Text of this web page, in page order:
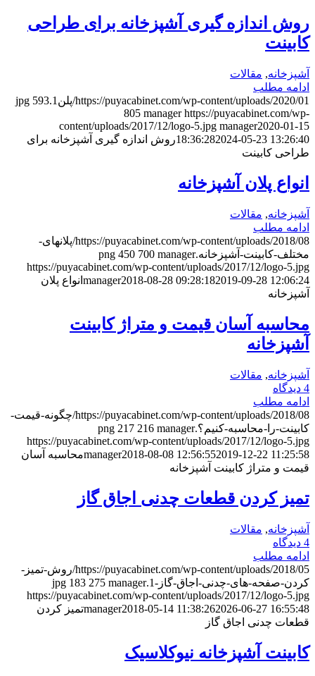
روش اندازه گیری آشپزخانه برای طراحی
کابینت
آشپزخانه, مقالات
ادامه مطلب
https://puyacabinet.com/wp-content/uploads/2020/01/پلن1.jpg
593
805 manager https://puyacabinet.com/wp-
content/uploads/2017/12/logo-5.jpg manager2020-01-15
18:36:282024-05-23 13:26:40
روش اندازه گیری آشپزخانه برای
طراحی کابینت
انواع پلان آشپزخانه
آشپزخانه, مقالات
ادامه مطلب
https://puyacabinet.com/wp-content/uploads/2018/08/پلانهای-
مختلف-کابینت-آشپزخانه.png
450 700 manager
https://puyacabinet.com/wp-content/uploads/2017/12/logo-5.jpg
manager2018-08-28 09:28:182019-09-28 12:06:24
انواع پلان
آشپزخانه
محاسبه آسان قیمت و متراژ کابینت
آشپزخانه
آشپزخانه, مقالات
4 دیدگاه
ادامه مطلب
https://puyacabinet.com/wp-content/uploads/2018/08/چگونه-قیمت-
کابینت-را-محاسبه-کنیم؟.png
217 216 manager
https://puyacabinet.com/wp-content/uploads/2017/12/logo-5.jpg
manager2018-08-08 12:56:552019-12-22 11:25:58
محاسبه آسان
قیمت و متراژ کابینت آشپزخانه
تمیز کردن قطعات چدنی اجاق گاز
آشپزخانه, مقالات
4 دیدگاه
ادامه مطلب
https://puyacabinet.com/wp-content/uploads/2018/05/روش-تمیز-
کردن-صفحه-های-چدنی-اجاق-گاز-1.jpg
183 275 manager
https://puyacabinet.com/wp-content/uploads/2017/12/logo-5.jpg
manager2018-05-14 11:38:262026-06-27 16:55:48
تمیز کردن
قطعات چدنی اجاق گاز
کابینت آشپزخانه نیوکلاسیک